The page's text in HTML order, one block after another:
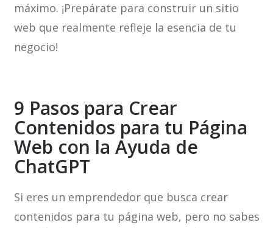
máximo. ¡Prepárate para construir un sitio
web que realmente refleje la esencia de tu
negocio!
9 Pasos para Crear
Contenidos para tu Página
Web con la Ayuda de
ChatGPT
Si eres un emprendedor que busca crear
contenidos para tu página web, pero no sabes